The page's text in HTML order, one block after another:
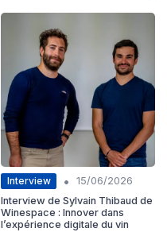
Interview •
15/06/2026
Interview de Sylvain Thibaud de
Winespace : Innover dans
l’expérience digitale du vin